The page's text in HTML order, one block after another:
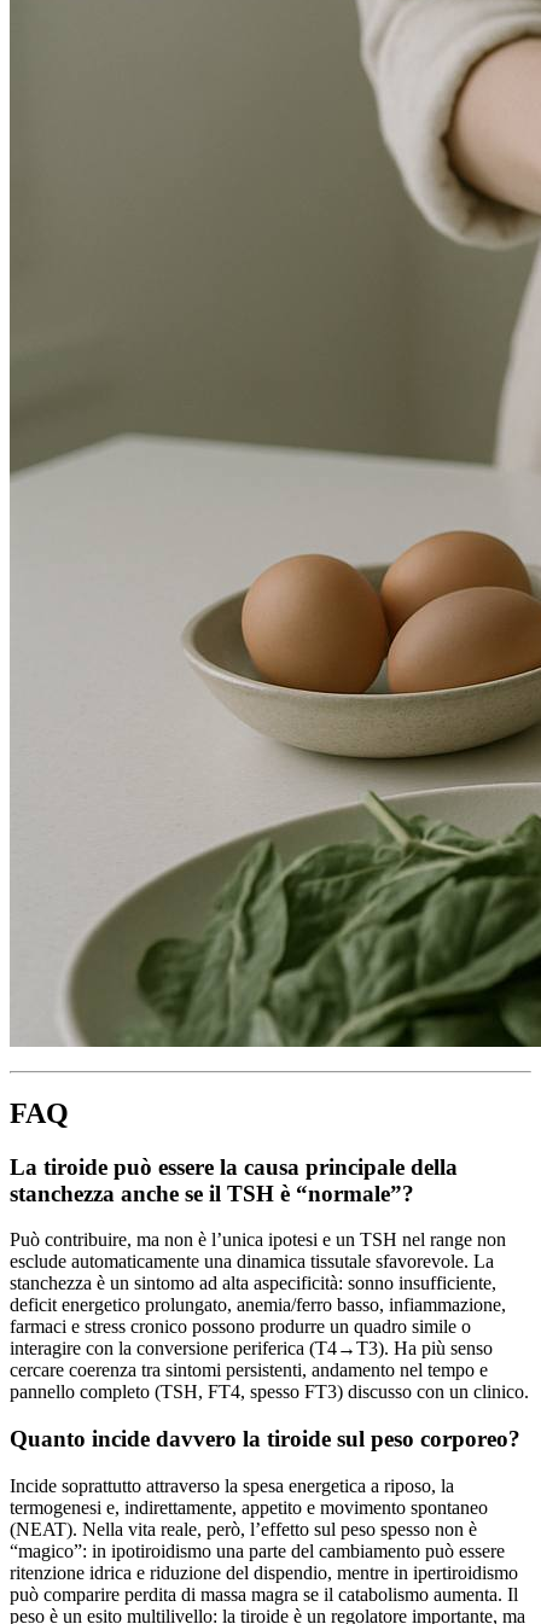
FAQ
La tiroide può essere la causa principale della
stanchezza anche se il TSH è “normale”?
Può contribuire, ma non è l’unica ipotesi e un TSH nel range non
esclude automaticamente una dinamica tissutale sfavorevole. La
stanchezza è un sintomo ad alta aspecificità: sonno insufficiente,
deficit energetico prolungato, anemia/ferro basso, infiammazione,
farmaci e stress cronico possono produrre un quadro simile o
interagire con la conversione periferica (T4→T3). Ha più senso
cercare coerenza tra sintomi persistenti, andamento nel tempo e
pannello completo (TSH, FT4, spesso FT3) discusso con un clinico.
Quanto incide davvero la tiroide sul peso corporeo?
Incide soprattutto attraverso la spesa energetica a riposo, la
termogenesi e, indirettamente, appetito e movimento spontaneo
(NEAT). Nella vita reale, però, l’effetto sul peso spesso non è
“magico”: in ipotiroidismo una parte del cambiamento può essere
ritenzione idrica e riduzione del dispendio, mentre in ipertiroidismo
può comparire perdita di massa magra se il catabolismo aumenta. Il
peso è un esito multilivello: la tiroide è un regolatore importante, ma